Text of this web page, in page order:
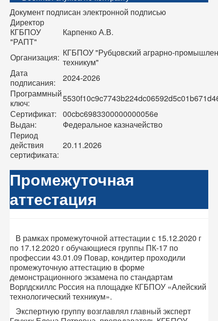
Документ подписан электронной подписью
Директор
КГБПОУ
"РАПТ"
Карпенко А.В.
Организация: КГБПОУ "Рубцовский аграрно-
техникум"
Дата
подписания:
2024-2026
Программный
ключ:
Сертификат:
00cbc6983300000000056e
Выдан:
Федеральное казначейство
Период
действия
сертификата:
20.11.2026
Промежуточная
аттестация
В рамках промежуточной аттестации с 15.12.2020 г
по 17.12.2020 г обучающиеся группы ПК-17 по
профессии 43.01.09 Повар, кондитер проходили
промежуточную аттестацию в форме
демонстрационного экзамена по стандартам
Ворлдскиллс Россия на площадке КГБПОУ «Алейский
технологический техникум».
Экспертную группу возглавлял главный эксперт